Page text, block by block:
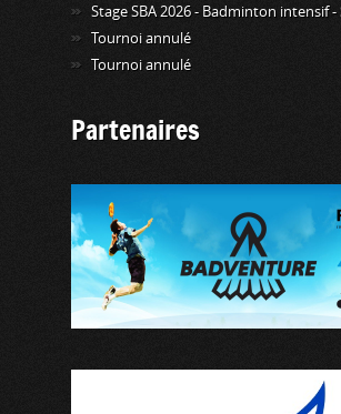
Stage SBA 2026 - Badminton intensif -
Tournoi annulé
Tournoi annulé
Partenaires